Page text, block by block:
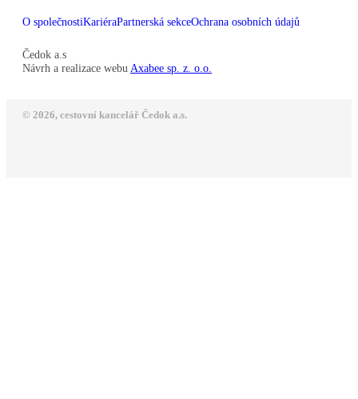
O společnostiKariéraPartnerská sekceOchrana osobních údajů
Čedok a.s
Návrh a realizace webu Axabee sp. z. o.o.
© 2026, cestovní kancelář Čedok a.s.